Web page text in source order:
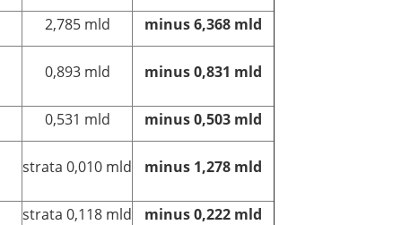
2,785 mld
minus 6,368 mld
0,893 mld minus 0,831 mld
0,531 mld
minus 0,503 mld
strata 0,010 mld minus 1,278 mld
strata 0,118 mld minus 0,222 mld